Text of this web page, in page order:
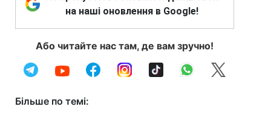
на наші оновлення в Google!
Або читайте нас там, де вам зручно!
Більше по темі: